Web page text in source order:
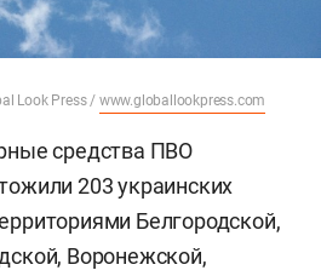
Look Press / www.globallookpress.com
средства ПВО
203 украинских
Белгородской,
Воронежской,